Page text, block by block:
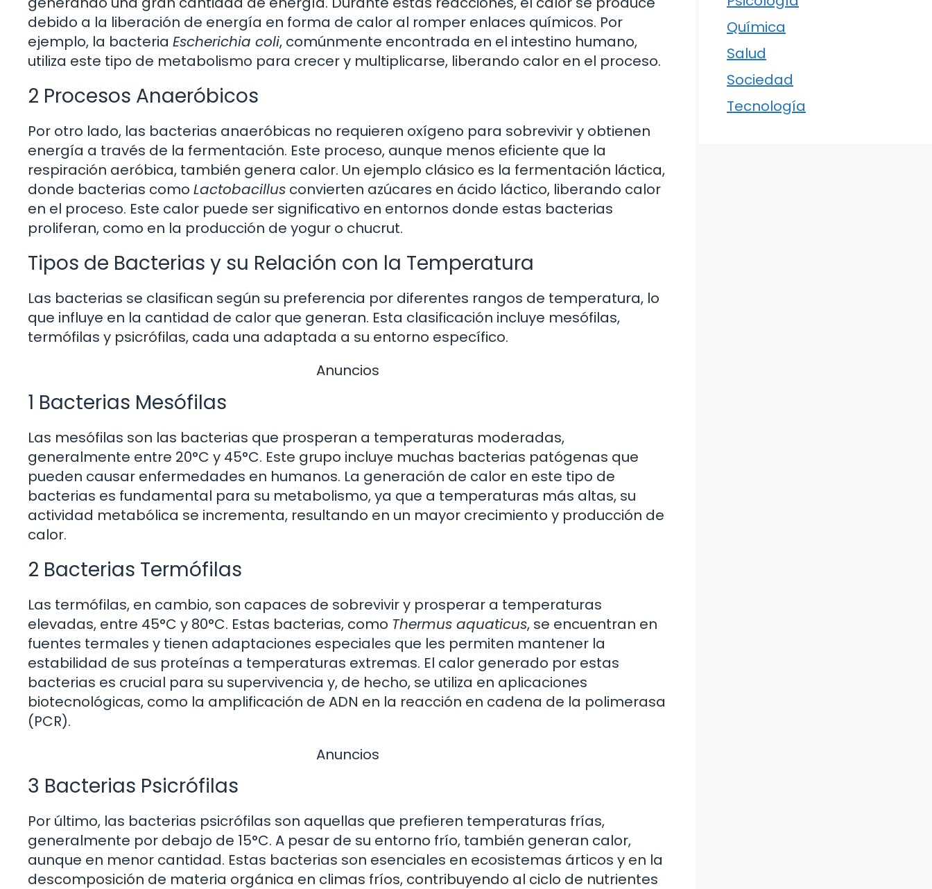
debido a la liberación de energía en forma de calor al romper enlaces químicos. Por
ejemplo, la bacteria Escherichia coli, comúnmente encontrada en el intestino humano,
utiliza este tipo de metabolismo para crecer y multiplicarse, liberando calor en el proceso.
2 Procesos Anaeróbicos
Por otro lado, las bacterias anaeróbicas no requieren oxígeno para sobrevivir y obtienen
energía a través de la fermentación. Este proceso, aunque menos eficiente que la
respiración aeróbica, también genera calor. Un ejemplo clásico es la fermentación láctica,
donde bacterias como Lactobacillus convierten azúcares en ácido láctico, liberando calor
en el proceso. Este calor puede ser significativo en entornos donde estas bacterias
proliferan, como en la producción de yogur o chucrut.
Tipos de Bacterias y su Relación con la Temperatura
Las bacterias se clasifican según su preferencia por diferentes rangos de temperatura, lo
que influye en la cantidad de calor que generan. Esta clasificación incluye mesófilas,
termófilas y psicrófilas, cada una adaptada a su entorno específico.
Anuncios
1 Bacterias Mesófilas
Las mesófilas son las bacterias que prosperan a temperaturas moderadas,
generalmente entre 20°C y 45°C. Este grupo incluye muchas bacterias patógenas que
pueden causar enfermedades en humanos. La generación de calor en este tipo de
bacterias es fundamental para su metabolismo, ya que a temperaturas más altas, su
actividad metabólica se incrementa, resultando en un mayor crecimiento y producción de
calor.
2 Bacterias Termófilas
Las termófilas, en cambio, son capaces de sobrevivir y prosperar a temperaturas
elevadas, entre 45°C y 80°C. Estas bacterias, como Thermus aquaticus, se encuentran en
fuentes termales y tienen adaptaciones especiales que les permiten mantener la
estabilidad de sus proteínas a temperaturas extremas. El calor generado por estas
bacterias es crucial para su supervivencia y, de hecho, se utiliza en aplicaciones
biotecnológicas, como la amplificación de ADN en la reacción en cadena de la polimerasa
(PCR).
Anuncios
3 Bacterias Psicrófilas
Por último, las bacterias psicrófilas son aquellas que prefieren temperaturas frías,
generalmente por debajo de 15°C. A pesar de su entorno frío, también generan calor,
aunque en menor cantidad. Estas bacterias son esenciales en ecosistemas árticos y en la
descomposición de materia orgánica en climas fríos, contribuyendo al ciclo de nutrientes
Química
Salud
Sociedad
Tecnología